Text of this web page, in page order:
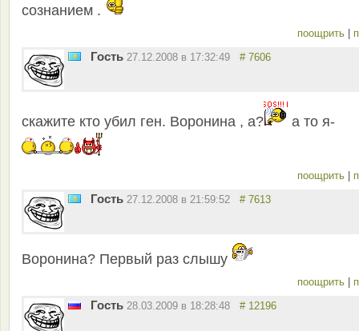
сознанием .
поощрить
Гость 27.12.2008 в 17:32:49 # 7606
скажите кто убил ген. Воронина , а? а то я-
поощрить
Гость 27.12.2008 в 21:59:52 # 7613
Воронина? Первый раз слышу
поощрить
Гость 28.03.2009 в 18:28:48 # 12196